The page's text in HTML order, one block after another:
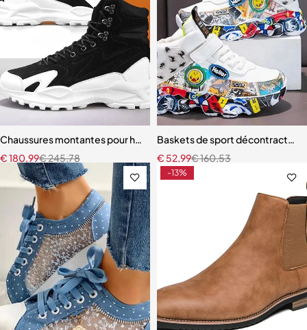
Chaussures montantes pour hommes
€245,78
€180,99
Baskets de sport décontractées
€160,53
€ 52,99
-13%